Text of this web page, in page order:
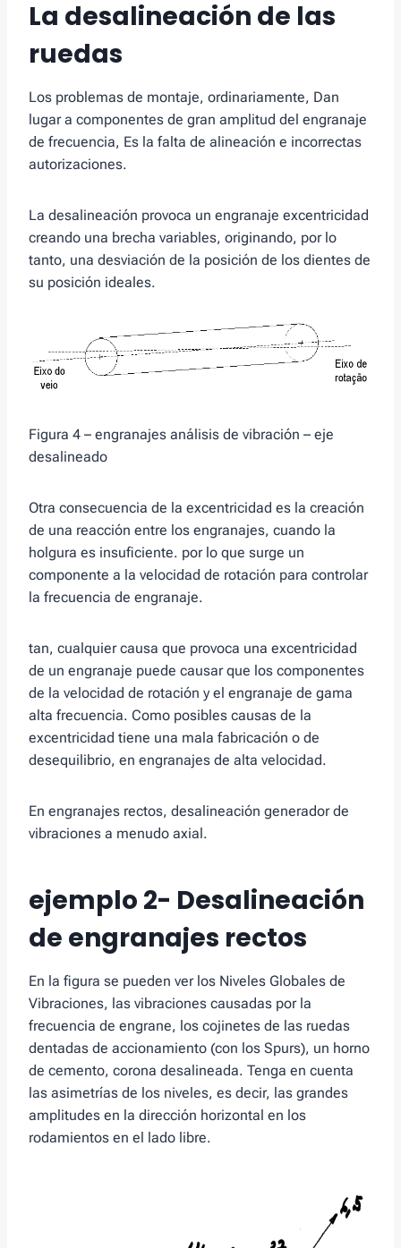
La desalineación de las
ruedas
Los problemas de montaje, ordinariamente, Dan
lugar a componentes de gran amplitud del engranaje
de frecuencia, Es la falta de alineación e incorrectas
autorizaciones.
La desalineación provoca un engranaje excentricidad
creando una brecha variables, originando, por lo
tanto, una desviación de la posición de los dientes de
su posición ideales.
Figura 4 – engranajes análisis de vibración – eje
desalineado
Otra consecuencia de la excentricidad es la creación
de una reacción entre los engranajes, cuando la
holgura es insuficiente. por lo que surge un
componente a la velocidad de rotación para controlar
la frecuencia de engranaje.
tan, cualquier causa que provoca una excentricidad
de un engranaje puede causar que los componentes
de la velocidad de rotación y el engranaje de gama
alta frecuencia. Como posibles causas de la
excentricidad tiene una mala fabricación o de
desequilibrio, en engranajes de alta velocidad.
En engranajes rectos, desalineación generador de
vibraciones a menudo axial.
ejemplo 2- Desalineación
de engranajes rectos
En la figura se pueden ver los Niveles Globales de
Vibraciones, las vibraciones causadas por la
frecuencia de engrane, los cojinetes de las ruedas
dentadas de accionamiento (con los Spurs), un horno
de cemento, corona desalineada. Tenga en cuenta
las asimetrías de los niveles, es decir, las grandes
amplitudes en la dirección horizontal en los
rodamientos en el lado libre.